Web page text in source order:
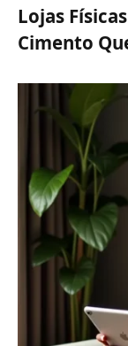
Lojas
Cimento